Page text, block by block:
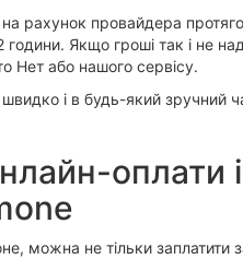
на рахунок провайдера
Якщо гроші так і не
Нет або нашого сервісу.
і в будь-який зручний
оплати
можна не тільки заплатити